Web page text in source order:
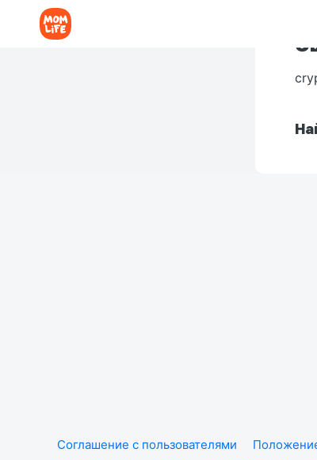
Соглашение с пользователями